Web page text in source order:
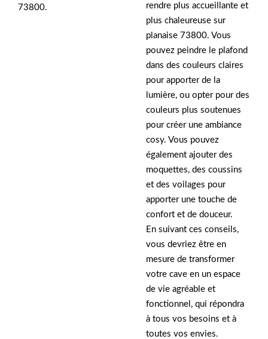
73800.
rendre plus accueillante et
plus chaleureuse sur
planaise 73800. Vous
pouvez peindre le plafond
dans des couleurs claires
pour apporter de la
lumière, ou opter pour des
couleurs plus soutenues
pour créer une ambiance
cosy. Vous pouvez
également ajouter des
moquettes, des coussins
et des voilages pour
apporter une touche de
confort et de douceur.
En suivant ces conseils,
vous devriez être en
mesure de transformer
votre cave en un espace
de vie agréable et
fonctionnel, qui répondra
à tous vos besoins et à
toutes vos envies.